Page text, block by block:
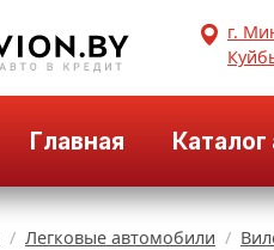
г.
Главная Каталог
Легковые автомобили